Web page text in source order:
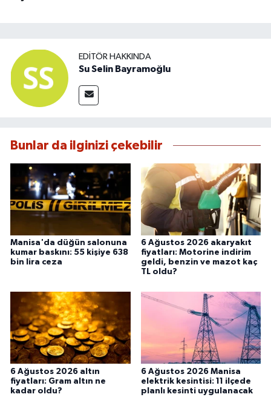
EDITÖR HAKKINDA
Su Selin Bayramoğlu
Bunlar da ilginizi çekebilir
Manisa'da düğün salonuna
kumar baskını: 55 kişiye 638
bin lira ceza
6 Ağustos 2026 akaryakıt
fiyatları: Motorine indirim
geldi, benzin ve mazot kaç
TL oldu?
6 Ağustos 2026 altın
fiyatları: Gram altın ne
kadar oldu?
6 Ağustos 2026 Manisa
elektrik kesintisi: 11 ilçede
planlı kesinti uygulanacak